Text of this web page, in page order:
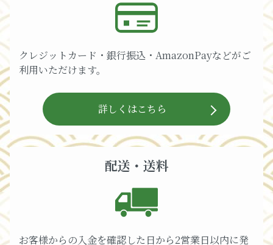
クレジットカード・銀行振込・AmazonPayなどがご
利用いただけます。
詳しくはこちら
配送・送料
お客様からの入金を確認した日から2営業日以内に発